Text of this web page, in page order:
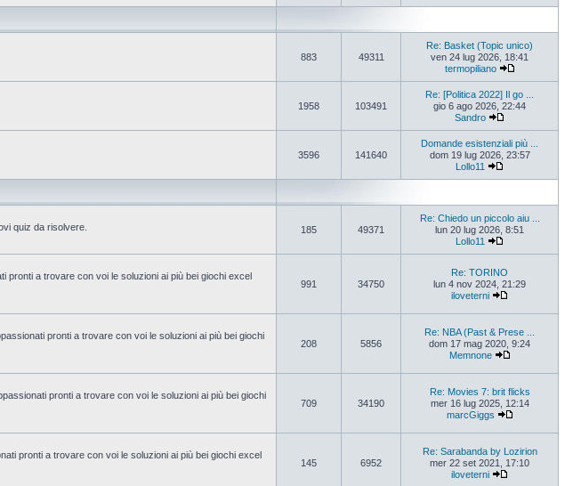
883 49311
Re: Basket (Topic unico)
ven 24 lug 2026, 18:41
termopiliano
1958 103491
Re: [Politica 2022] Il go ...
gio 6 ago 2026, 22:44
Sandro
3596 141640
Domande esistenziali più ...
dom 19 lug 2026, 23:57
Lollo11
quiz da risolvere.
185 49371
Re: Chiedo un piccolo aiu ...
lun 20 lug 2026, 8:51
Lollo11
pronti a trovare con voi le soluzioni ai più bei giochi excel
991 34750
Re: TORINO
lun 4 nov 2024, 21:29
iloveterni
pronti a trovare con voi le soluzioni ai più bei giochi
208 5856
Re: NBA (Past & Prese ...
dom 17 mag 2020, 9:24
Memnone
pronti a trovare con voi le soluzioni ai più bei giochi
709 34190
Re: Movies 7: brit flicks
mer 16 lug 2025, 12:14
marcGiggs
pronti a trovare con voi le soluzioni ai più bei giochi excel
145 6952
Re: Sarabanda by Lozirion
mer 22 set 2021, 17:10
iloveterni